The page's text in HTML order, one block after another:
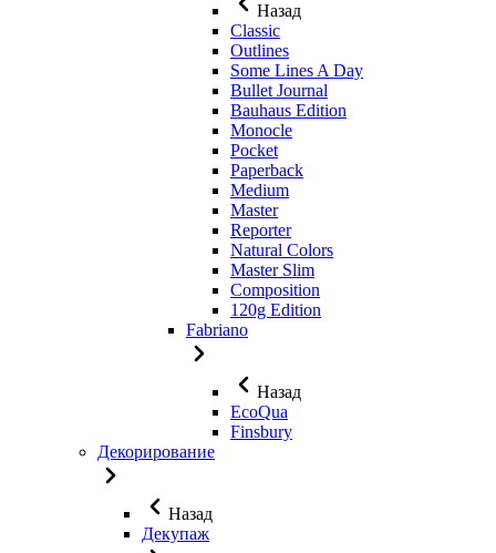
Назад
Classic
Outlines
Some Lines A Day
Bullet Journal
Bauhaus Edition
Monocle
Pocket
Paperback
Medium
Master
Reporter
Natural Colors
Master Slim
Composition
120g Edition
Fabriano
Назад
EcoQua
Finsbury
Декорирование
Назад
Декупаж